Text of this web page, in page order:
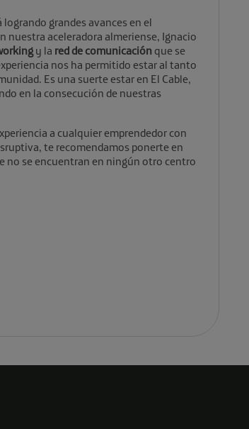
logrando grandes avances en el
nuestra aceleradora almeriense, Ignacio
y la red de comunicación que se
nos ha permitido estar al tanto
Es una suerte estar en El Cable,
en la consecución de nuestras
a cualquier emprendedor con
te recomendamos ponerte en
no se encuentran en ningún otro centro